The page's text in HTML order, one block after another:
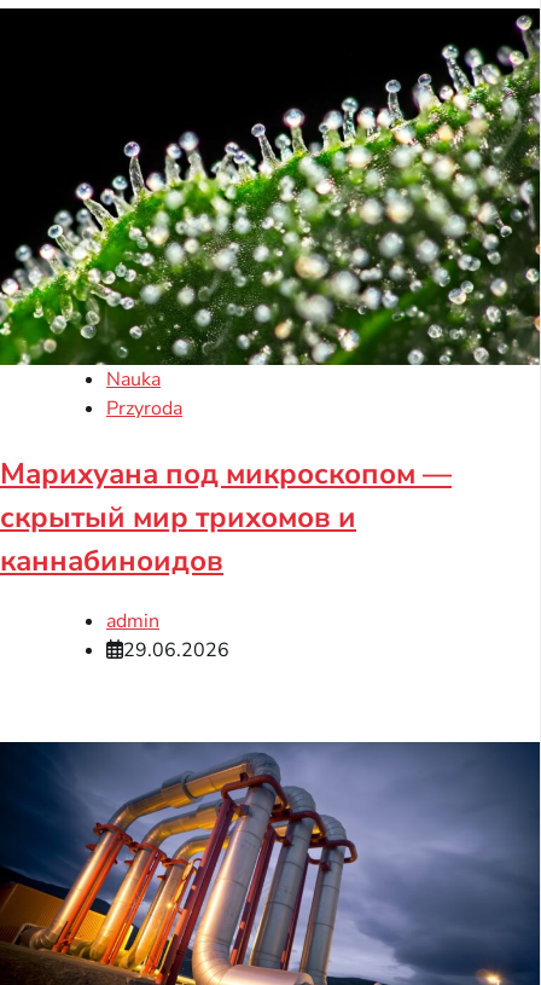
Nauka
Przyroda
Марихуана под микроскопом —
скрытый мир трихомов и
каннабиноидов
admin
29.06.2026